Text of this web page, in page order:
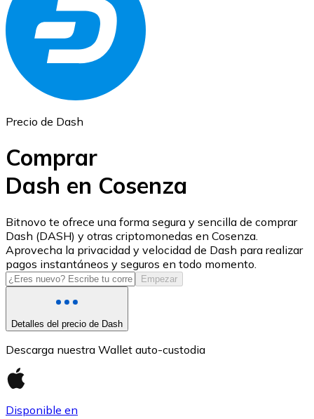
Ethereum
ETH
USD Coin
USDC
Precio de Dash
Comprar
Dash en Cosenza
Bitnovo te ofrece una forma segura y sencilla de comprar
Dash (DASH) y otras criptomonedas en Cosenza.
Aprovecha la privacidad y velocidad de Dash para realizar
pagos instantáneos y seguros en todo momento.
Empezar
Detalles del precio de Dash
Descarga nuestra Wallet auto-custodia
Disponible en